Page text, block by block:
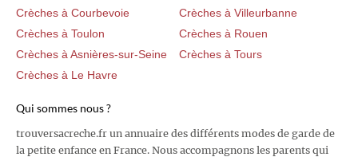
Crèches à Courbevoie
Crèches à Villeurbanne
Crèches à Toulon
Crèches à Rouen
Crèches à Asnières-sur-Seine
Crèches à Tours
Crèches à Le Havre
Qui sommes nous ?
trouversacreche.fr un annuaire des différents modes de garde de
la petite enfance en France. Nous accompagnons les parents qui